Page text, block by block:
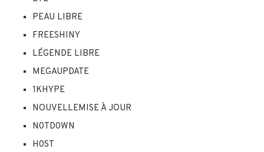
PEAU LIBRE
FREESHINY
LÉGENDE LIBRE
MEGAUPDATE
1KHYPE
NOUVELLEMISE À JOUR
N0TD0WN
H0ST